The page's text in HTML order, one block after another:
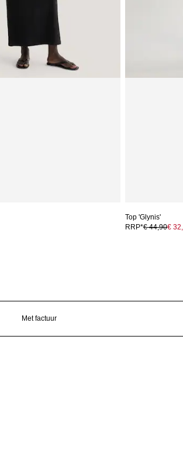
Top 'Glynis'
RRP*€ 44,90€
Met factuur